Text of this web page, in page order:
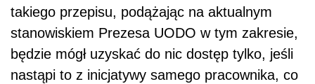
takiego przepisu, podążając na aktualnym
stanowiskiem Prezesa UODO w tym zakresie,
będzie mógł uzyskać do nic dostęp tylko, jeśli
nastąpi to z inicjatywy samego pracownika, co